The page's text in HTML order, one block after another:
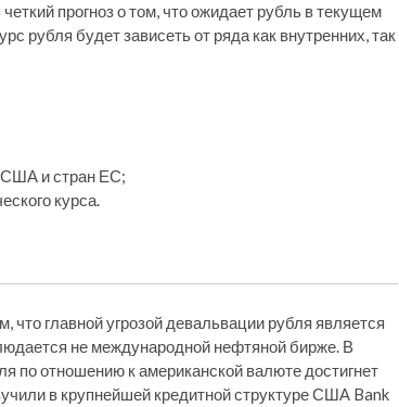
прогноз о том, что ожидает рубль в текущем
рубля будет зависеть от ряда как внутренних, так
США и стран ЕС;
курса.
главной угрозой девальвации рубля является
не международной нефтяной бирже. В
по отношению к американской валюте достигнет
в крупнейшей кредитной структуре США Bank